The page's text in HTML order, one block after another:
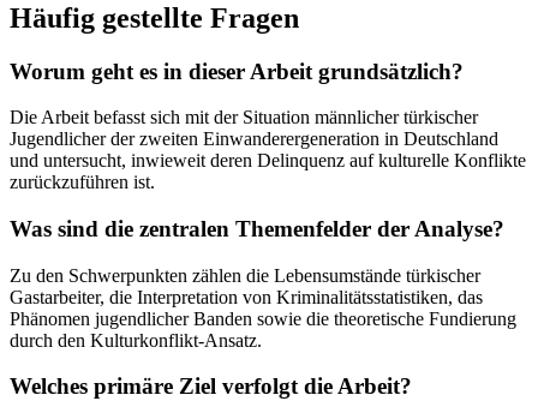
Häufig gestellte Fragen
Worum geht es in dieser Arbeit grundsätzlich?
Die Arbeit befasst sich mit der Situation männlicher türkischer
Jugendlicher der zweiten Einwanderergeneration in Deutschland
und untersucht, inwieweit deren Delinquenz auf kulturelle Konflikte
zurückzuführen ist.
Was sind die zentralen Themenfelder der Analyse?
Zu den Schwerpunkten zählen die Lebensumstände türkischer
Gastarbeiter, die Interpretation von Kriminalitätsstatistiken, das
Phänomen jugendlicher Banden sowie die theoretische Fundierung
durch den Kulturkonflikt-Ansatz.
Welches primäre Ziel verfolgt die Arbeit?